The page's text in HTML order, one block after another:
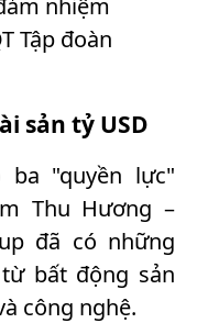
nhiệm
Tập đoàn
sản tỷ USD
"quyền lực"
Thu Hương –
đã có những
bất động sản
công nghệ.